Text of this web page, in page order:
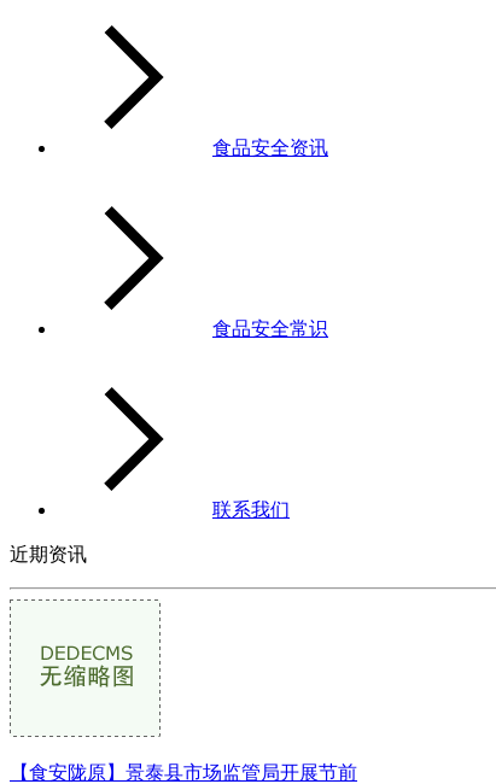
食品安全资讯
食品安全常识
联系我们
近期资讯
【食安陇原】景泰县市场监管局开展节前